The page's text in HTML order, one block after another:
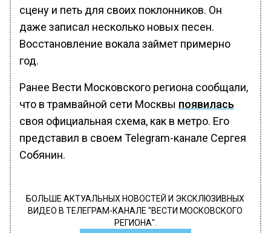
сцену и петь для своих поклонников. Он
даже записал несколько новых песен.
Восстановление вокала займет примерно
год.
Ранее Вести Московского региона сообщали,
что в трамвайной сети Москвы появилась
своя официальная схема, как в метро. Его
представил в своем Telegram-канале Сергея
Собянин.
БОЛЬШЕ АКТУАЛЬНЫХ НОВОСТЕЙ И ЭКСКЛЮЗИВНЫХ
ВИДЕО В ТЕЛЕГРАМ-КАНАЛЕ "ВЕСТИ МОСКОВСКОГО
РЕГИОНА".